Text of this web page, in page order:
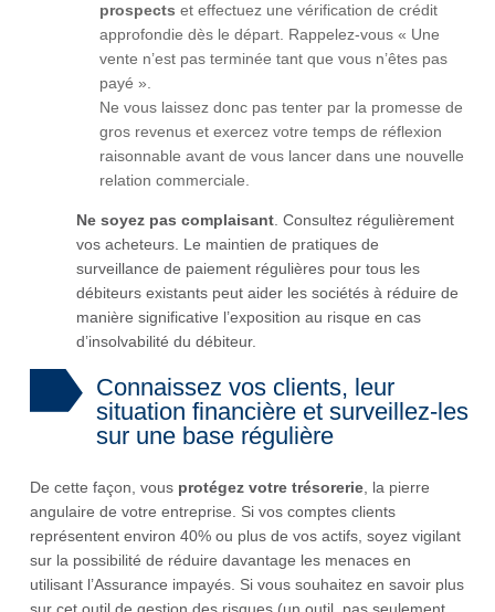
prospects et effectuez une vérification de crédit
approfondie dès le départ. Rappelez-vous « Une
vente n’est pas terminée tant que vous n’êtes pas
payé ».
Ne vous laissez donc pas tenter par la promesse de
gros revenus et exercez votre temps de réflexion
raisonnable avant de vous lancer dans une nouvelle
relation commerciale.
Ne soyez pas complaisant . Consultez régulièrement
vos acheteurs. Le maintien de pratiques de
surveillance de paiement régulières pour tous les
débiteurs existants peut aider les sociétés à réduire de
manière significative l’exposition au risque en cas
d’insolvabilité du débiteur.
Connaissez vos clients, leur
situation financière et surveillez-les
sur une base régulière
De cette façon, vous protégez votre trésorerie , la pierre
angulaire de votre entreprise. Si vos comptes clients
représentent environ 40% ou plus de vos actifs, soyez vigilant
sur la possibilité de réduire davantage les menaces en
utilisant l’Assurance impayés. Si vous souhaitez en savoir plus